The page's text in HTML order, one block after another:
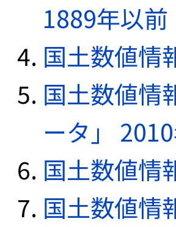
1889年以前
国土数値情
国土数値情
ータ」
国土数値情
国土数値情